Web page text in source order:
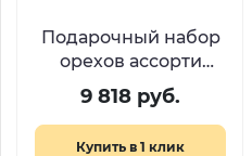
Подарочный набор
орехов ассорти
«Белочка»
9 818 руб.
Купить в 1 клик